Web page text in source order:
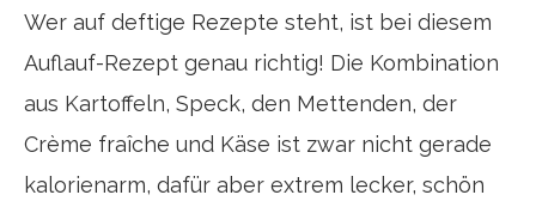
Wer auf deftige Rezepte steht, ist bei diesem
Auflauf-Rezept genau richtig! Die Kombination
aus Kartoffeln, Speck, den Mettenden, der
Crème fraîche und Käse ist zwar nicht gerade
kalorienarm, dafür aber extrem lecker, schön